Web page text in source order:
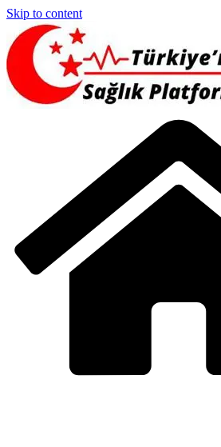
Skip to content